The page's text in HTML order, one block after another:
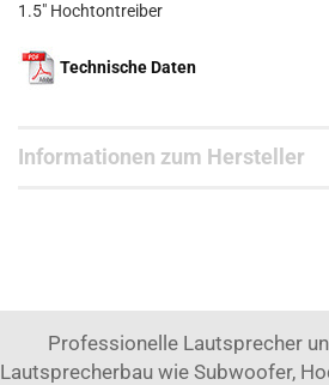
1.5" Hochtontreiber
Technische Daten
Informationen zum Hersteller
Professionelle Lautsprecher
Lautsprecherbau wie Subwoofer,